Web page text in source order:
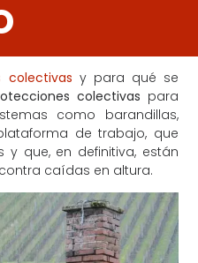
colectivas y para qué se
colectivas para
como barandillas,
de trabajo, que
y que, en definitiva, están
caídas en altura.